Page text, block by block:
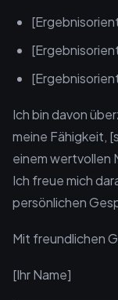
Ich bin davon
meine Fähigkeit,
einem wertvollen
Ich freue mich
persönlichen
Mit freundlichen
[Ihr Name]